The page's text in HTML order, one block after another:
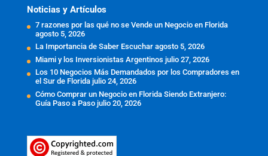
Noticias y Artículos
7 razones por las qué no se Vende un Negocio en Florida
agosto 5, 2026
La Importancia de Saber Escuchar agosto 5, 2026
Miami y los Inversionistas Argentinos julio 27, 2026
Los 10 Negocios Más Demandados por los Compradores en
el Sur de Florida julio 24, 2026
Cómo Comprar un Negocio en Florida Siendo Extranjero:
Guía Paso a Paso julio 20, 2026